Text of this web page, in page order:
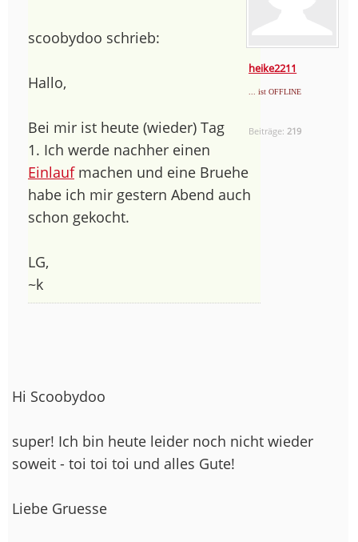
heike2211
... ist OFFLINE
Beiträge: 219
scoobydoo schrieb:
Hallo,
Bei mir ist heute (wieder) Tag
1. Ich werde nachher einen
Einlaufmachen und eine Bruehe
habe ich mir gestern Abend auch
schon gekocht.
LG,
~k
Hi Scoobydoo
super! Ich bin heute leider noch nicht wieder
soweit - toi toi toi und alles Gute!
Liebe Gruesse